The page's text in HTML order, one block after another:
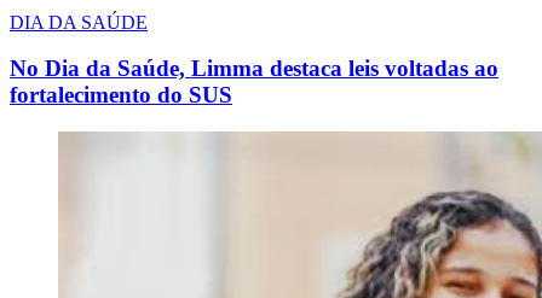
DIA DA SAÚDE
No Dia da Saúde, Limma destaca leis voltadas ao
fortalecimento do SUS